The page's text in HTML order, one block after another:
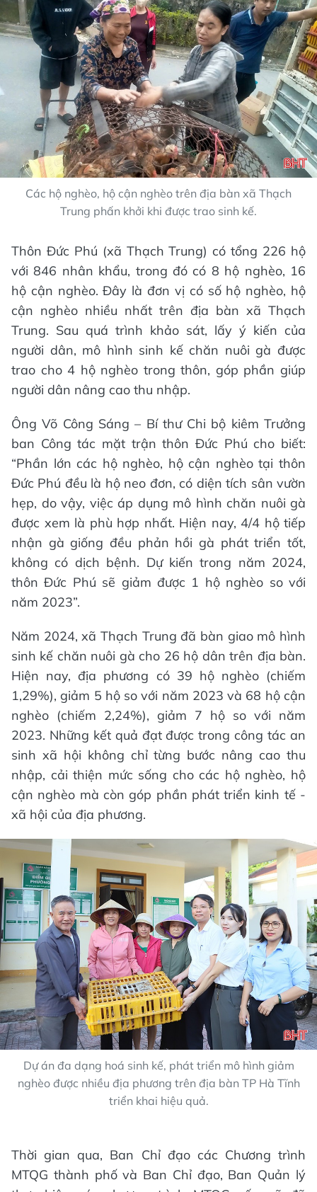
Các hộ nghèo, hộ cận nghèo trên địa bàn xã Thạch
Trung phấn khởi khi được trao sinh kế.
Thôn Đức Phú (xã Thạch Trung) có tổng 226 hộ
với 846 nhân khẩu, trong đó có 8 hộ nghèo, 16
hộ cận nghèo. Đây là đơn vị có số hộ nghèo, hộ
cận nghèo nhiều nhất trên địa bàn xã Thạch
Trung. Sau quá trình khảo sát, lấy ý kiến của
người dân, mô hình sinh kế chăn nuôi gà được
trao cho 4 hộ nghèo trong thôn, góp phần giúp
người dân nâng cao thu nhập.
Ông Võ Công Sáng – Bí thư Chi bộ kiêm Trưởng
ban Công tác mặt trận thôn Đức Phú cho biết:
“Phần lớn các hộ nghèo, hộ cận nghèo tại thôn
Đức Phú đều là hộ neo đơn, có diện tích sân vườn
hẹp, do vậy, việc áp dụng mô hình chăn nuôi gà
được xem là phù hợp nhất. Hiện nay, 4/4 hộ tiếp
nhận gà giống đều phản hồi gà phát triển tốt,
không có dịch bệnh. Dự kiến trong năm 2024,
thôn Đức Phú sẽ giảm được 1 hộ nghèo so với
năm 2023”.
Năm 2024, xã Thạch Trung đã bàn giao mô hình
sinh kế chăn nuôi gà cho 26 hộ dân trên địa bàn.
Hiện nay, địa phương có 39 hộ nghèo (chiếm
1,29%), giảm 5 hộ so với năm 2023 và 68 hộ cận
nghèo (chiếm 2,24%), giảm 7 hộ so với năm
2023. Những kết quả đạt được trong công tác an
sinh xã hội không chỉ từng bước nâng cao thu
nhập, cải thiện mức sống cho các hộ nghèo, hộ
cận nghèo mà còn góp phần phát triển kinh tế -
xã hội của địa phương.
Dự án đa dạng hoá sinh kế, phát triển mô hình giảm
nghèo được nhiều địa phương trên địa bàn TP Hà Tĩnh
triển khai hiệu quả.
Thời gian qua, Ban Chỉ đạo các Chương trình
MTQG thành phố và Ban Chỉ đạo, Ban Quản lý